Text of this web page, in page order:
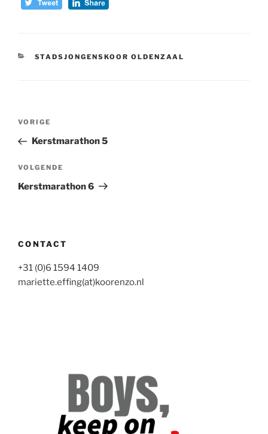
CATEGORIEËN
STADSJONGENSKOOR OLDENZAAL
Bericht
Vorig
bericht
VORIGE
Kerstmarathon 5
Volgend
bericht
VOLGENDE
Kerstmarathon 6
CONTACT
+31 (0)6 1594 1409
mariette.effing(at)koorenzo.nl